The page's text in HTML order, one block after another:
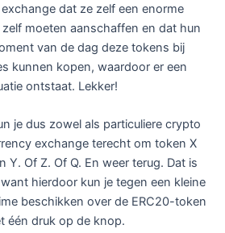
dat ze zelf een enorme
moeten aanschaffen en dat hun
van de dag deze tokens bij
kunnen kopen, waardoor er een
ontstaat. Lekker!
je dus zowel als particuliere crypto
exchange terecht om token X
Y. Of Z. Of Q. En weer terug. Dat is
hierdoor kun je tegen een kleine
beschikken over de ERC20-token
één druk op de knop.